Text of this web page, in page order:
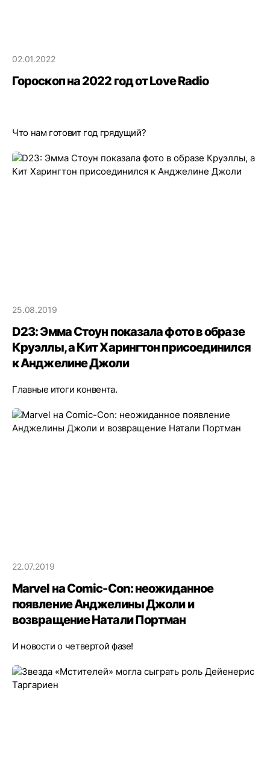
02.01.2022
Гороскоп на 2022 год от Love Radio
Что нам готовит год грядущий?
25.08.2019
D23: Эмма Стоун показала фото в образе
Круэллы, а Кит Харингтон присоединился
к Анджелине Джоли
Главные итоги конвента.
22.07.2019
Marvel на Comic-Con: неожиданное
появление Анджелины Джоли и
возвращение Натали Портман
И новости о четвертой фазе!